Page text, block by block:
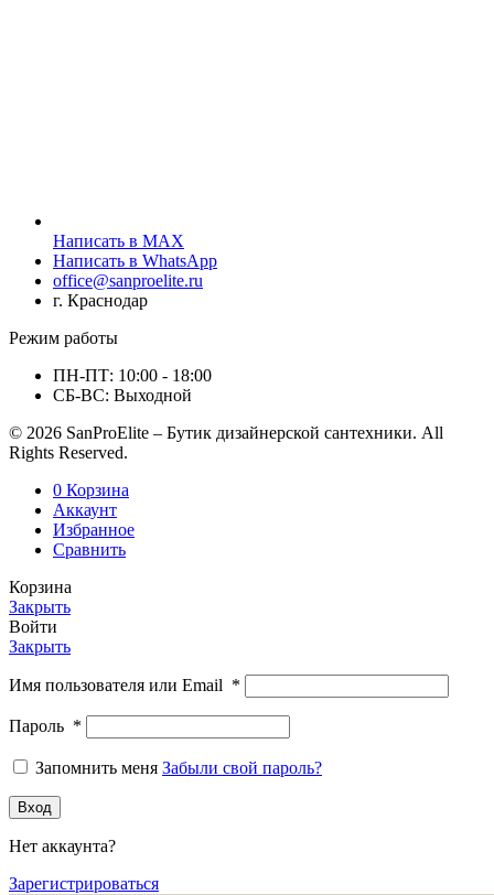
Написать в MAX
Написать в WhatsApp
office@sanproelite.ru
г. Краснодар
Режим работы
ПН-ПТ: 10:00 - 18:00
СБ-ВС: Выходной
© 2026 SanProElite – Бутик дизайнерской сантехники. All
Rights Reserved.
0 Корзина
Аккаунт
Избранное
Сравнить
Корзина
Закрыть
Войти
Закрыть
Имя пользователя или Email *
Пароль *
Запомнить меня Забыли свой пароль?
Вход
Нет аккаунта?
Зарегистрироваться